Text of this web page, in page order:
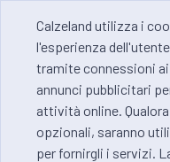
Calzeland utilizza i
l'esperienza
tramite connessioni
annunci pubblicitari
attività online.
opzionali, saranno
per fornirgli i servizi.